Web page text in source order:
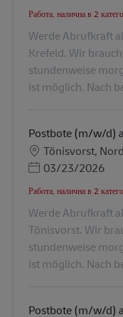
Работа, налична в 2
Werde Abrufkraft
Krefeld. Wir
stundenweise
ist möglich. Nach
Postbote (m/w/d)
Местоположение
Tönisvorst,
Posted Date
03/23/2026
Работа, налична в 2
Werde Abrufkraft
Tönisvorst. Wir
stundenweise
ist möglich. Nach
Postbote (m/w/d)